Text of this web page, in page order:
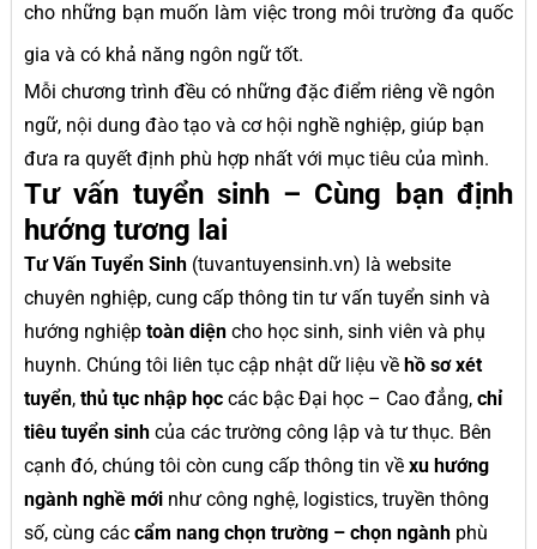
cho những bạn muốn làm việc trong môi trường đa quốc
gia và có khả năng ngôn ngữ tốt.
Mỗi chương trình đều có những đặc điểm riêng về ngôn
ngữ, nội dung đào tạo và cơ hội nghề nghiệp, giúp bạn
đưa ra quyết định phù hợp nhất với mục tiêu của mình.
Tư vấn tuyển sinh – Cùng bạn định
hướng tương lai
Tư Vấn Tuyển Sinh (tuvantuyensinh.vn) là website
chuyên nghiệp, cung cấp thông tin tư vấn tuyển sinh và
hướng nghiệp toàn diện cho học sinh, sinh viên và phụ
huynh. Chúng tôi liên tục cập nhật dữ liệu về hồ sơ xét
tuyển, thủ tục nhập học các bậc Đại học – Cao đẳng, chỉ
tiêu tuyển sinh của các trường công lập và tư thục. Bên
cạnh đó, chúng tôi còn cung cấp thông tin về xu hướng
ngành nghề mới như công nghệ, logistics, truyền thông
số, cùng các cẩm nang chọn trường – chọn ngành phù